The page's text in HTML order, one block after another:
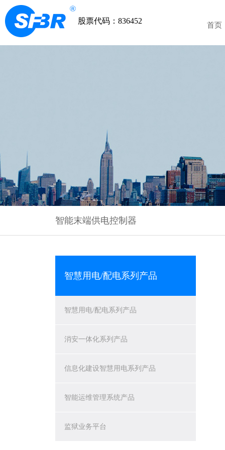
股票代码：836452
首页
智能末端供电控制器
智慧用电/配电系列产品
智慧用电/配电系列产品
消安一体化系列产品
信息化建设智慧用电系列产品
智能运维管理系统产品
监狱业务平台